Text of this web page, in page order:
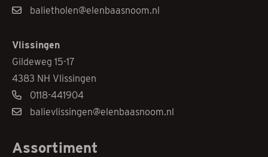
balietholen@elenbaasnoom.nl
Vlissingen
Gildeweg 15-17
4383 NH Vlissingen
0118-441904
balievlissingen@elenbaasnoom.nl
Assortiment